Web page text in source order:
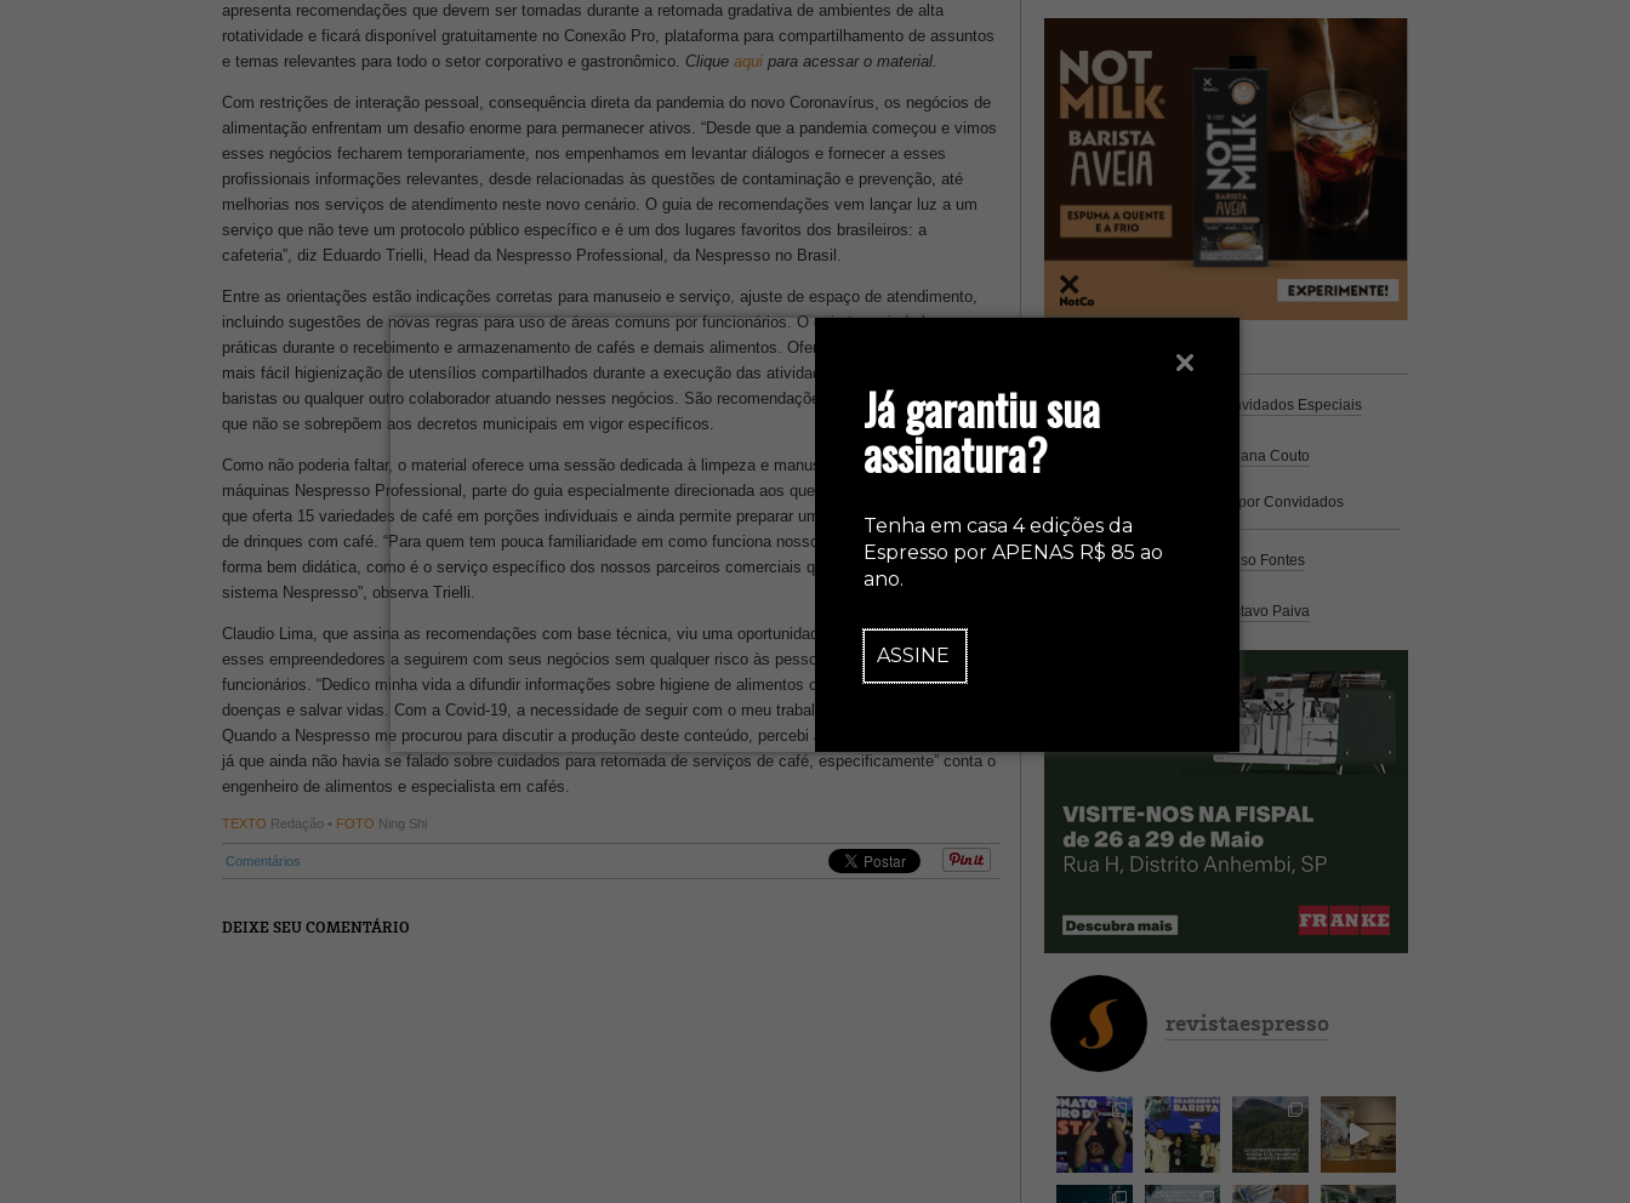
Já garantiu sua
assinatura?
Tenha em casa 4 edições da
Espresso por APENAS R$ 85 ao
ano.
ASSINE
apresenta recomendações que devem ser tomadas durante a retomada gradativa de ambientes de alta
rotatividade e ficará disponível gratuitamente no Conexão Pro, plataforma para compartilhamento de assuntos
e temas relevantes para todo o setor corporativo e gastronômico. Clique aqui para acessar o material.
Com restrições de interação pessoal, consequência direta da pandemia do novo Coronavírus, os negócios de
alimentação enfrentam um desafio enorme para permanecer ativos. “Desde que a pandemia começou e vimos
esses negócios fecharem temporariamente, nos empenhamos em levantar diálogos e fornecer a esses
profissionais informações relevantes, desde relacionadas às questões de contaminação e prevenção, até
melhorias nos serviços de atendimento neste novo cenário. O guia de recomendações vem lançar luz a um
serviço que não teve um protocolo público específico e é um dos lugares favoritos dos brasileiros: a
cafeteria”, diz Eduardo Trielli, Head da Nespresso Professional, da Nespresso no Brasil.
Entre as orientações estão indicações corretas para manuseio e serviço, ajuste de espaço de atendimento,
incluindo sugestões de novas regras para uso de áreas comuns por funcionários. O guia trazainda boas
práticas durante o recebimento e armazenamento de cafés e demais alimentos. Oferece dicas para melhor e
mais fácil higienização de utensílios compartilhados durante a execução das atividades por atendentes,
baristas ou qualquer outro colaborador atuando nesses negócios. São recomendações para o serviço de café
que não se sobrepõem aos decretos municipais em vigor específicos.
Como não poderia faltar, o material oferece uma sessão dedicada à limpeza e manuseio das
máquinas Nespresso Professional, parte do guia especialmente direcionada aos que possuem esse sistema
que oferta 15 variedades de café em porções individuais e ainda permite preparar uma possibilidade imensa
de drinques com café. “Para quem tem pouca familiaridade em como funciona nosso negócio, o guia traz, de
forma bem didática, como é o serviço específico dos nossos parceiros comerciais que operam no
sistema Nespresso”, observa Trielli.
Claudio Lima, que assina as recomendações com base técnica, viu uma oportunidade de ajudar efetivamente
esses empreendedores a seguirem com seus negócios sem qualquer risco às pessoas – sejam clientes ou
funcionários. “Dedico minha vida a difundir informações sobre higiene de alimentos com o objetivo de prevenir
doenças e salvar vidas. Com a Covid-19, a necessidade de seguir com o meu trabalho se intensificou.
Quando a Nespresso me procurou para discutir a produção deste conteúdo, percebi ali uma oportunidade rica,
já que ainda não havia se falado sobre cuidados para retomada de serviços de café, especificamente” conta o
engenheiro de alimentos e especialista em cafés.
TEXTO Redação • FOTO Ning Shi
Comentários
DEIXE SEU COMENTÁRIO
Espresso
Coluna Café por Convidados Especiais
por Cristiana Couto
por Convidados
Especiais
Análisepor Caio Alonso Fontes
por Gustavo Paiva
revistaespresso